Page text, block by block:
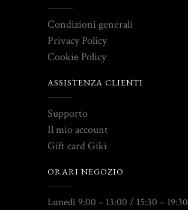
Condizioni generali
Privacy Policy
Cookie Policy
ASSISTENZA CLIENTI
Supporto
Il mio account
Gift card Giki
ORARI NEGOZIO
Lunedì 9:00 – 13:00 / 15:30 – 19:30